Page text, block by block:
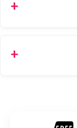
استعلام هستند.
انتخاب کنید و برای شهرستان‌ها بین یک الی ۳ روز کاری از طریق